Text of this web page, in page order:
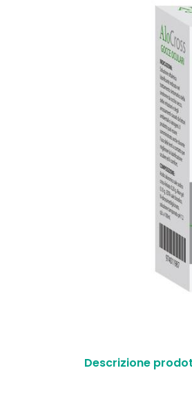
Descrizione